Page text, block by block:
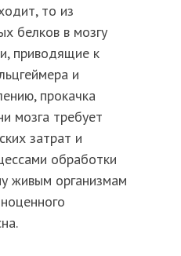
то из
белков в мозгу
приводящие к
и
прокачка
мозга требует
затрат и
обработки
живым организмам